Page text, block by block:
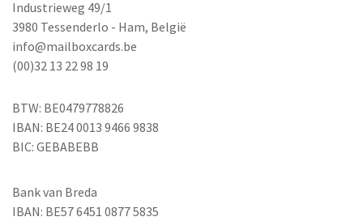
Industrieweg 49/1
3980 Tessenderlo - Ham, België
info@mailboxcards.be
(00)32 13 22 98 19
BTW: BE0479778826
IBAN: BE24 0013 9466 9838
BIC: GEBABEBB
Bank van Breda
IBAN: BE57 6451 0877 5835